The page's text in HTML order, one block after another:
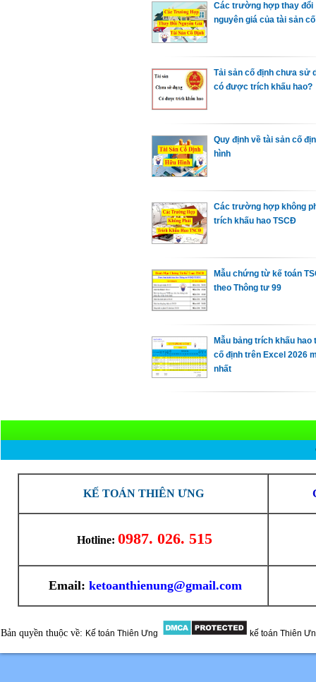
Các trường hợp thay đổi
nguyên giá của tài sản
Tải sản cố định chưa sử
có được trích khấu hao?
Quy định về tài sản cố
hình
Các trường hợp không
trích khấu hao TSCĐ
Mẫu chứng từ kế toán
theo Thông tư 99
Mẫu bảng trích khấu hao
cố định trên Excel 2026
nhất
KẾ TOÁN THIÊN ƯNG
Hotline: 0987. 026. 515
Email: ketoanthienung@gmail.com
Bản quyền thuộc về: Kế toán Thiên Ưng kế toán Thiên